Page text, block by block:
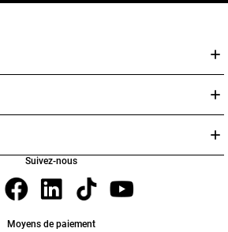
Suivez-nous
Moyens de paiement